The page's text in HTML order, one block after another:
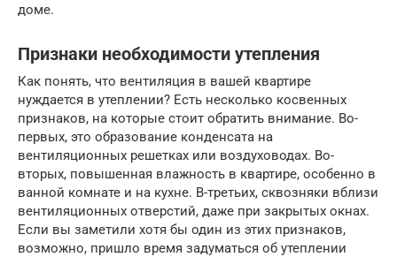
доме.
Признаки необходимости утепления
Как понять, что вентиляция в вашей квартире
нуждается в утеплении? Есть несколько косвенных
признаков, на которые стоит обратить внимание. Во-
первых, это образование конденсата на
вентиляционных решетках или воздуховодах. Во-
вторых, повышенная влажность в квартире, особенно в
ванной комнате и на кухне. В-третьих, сквозняки вблизи
вентиляционных отверстий, даже при закрытых окнах.
Если вы заметили хотя бы один из этих признаков,
возможно, пришло время задуматься об утеплении